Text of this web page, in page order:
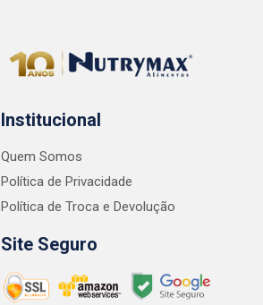
Institucional
Quem Somos
Política de Privacidade
Política de Troca e Devolução
Site Seguro